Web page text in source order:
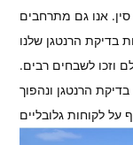
אנו גם מתרחבים
בדיקת הרנטגן שלנו
העולם וזכו לשבחים רבים.
הרנטגן ונהפוך